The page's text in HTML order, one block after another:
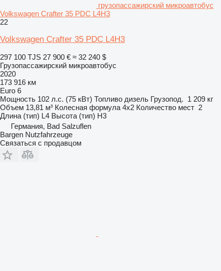
грузопассажирский микроавтобус
Volkswagen Crafter 35 PDC L4H3
22
Volkswagen Crafter 35 PDC L4H3
297 100 TJS 27 900 € ≈ 32 240 $
Грузопассажирский микроавтобус
2020
173 916 км
Euro 6
Мощность 102 л.с. (75 кВт) Топливо дизель Грузопод. 1 209 кг
Объем 13,81 м³ Колесная формула 4x2 Количество мест 2
Длина (тип) L4 Высота (тип) H3
Германия, Bad Salzuflen
Bargen Nutzfahrzeuge
Связаться с продавцом